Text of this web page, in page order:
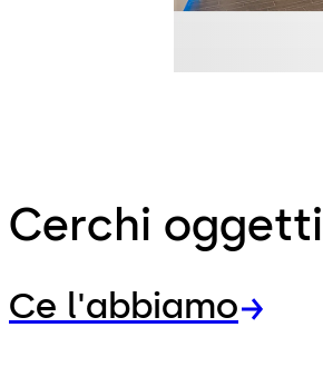
Cerchi oggetti
Ce l'abbiamo